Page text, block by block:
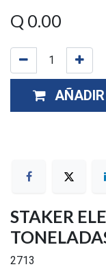
Q 0.00
STAKER
2713